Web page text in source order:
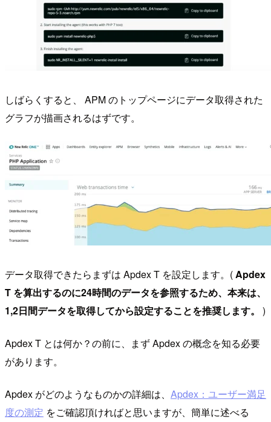
しばらくすると、 APM のトップページにデータ取得された
グラフが描画されるはずです。
データ取得できたらまずは Apdex T を設定します。(Apdex
T を算出するのに24時間のデータを参照するため、本来は、
1,2日間データを取得してから設定することを推奨します。
)
Apdex T とは何か？の前に、まず Apdex の概念を知る必要
があります。
Apdex がどのようなものかの詳細は、 Apdex：ユーザー満足
度の測定 をご確認頂ければと思いますが、簡単に述べる